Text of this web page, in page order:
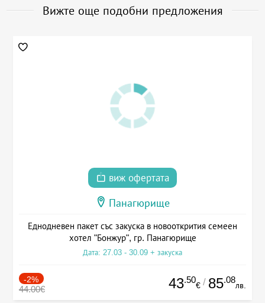
Вижте още подобни предложения
виж офертата
Панагюрище
Еднодневен пакет със закуска в новооткрития семеен
хотел "Бонжур", гр. Панагюрище
Дата: 27.03 - 30.09 + закуска
-2%
44.00€ 43.50
€ / 85.08
лв.